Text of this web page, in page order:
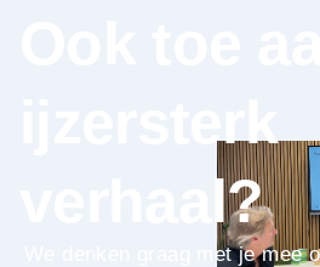
ijzersterk
verhaal?
We denken graag met je mee